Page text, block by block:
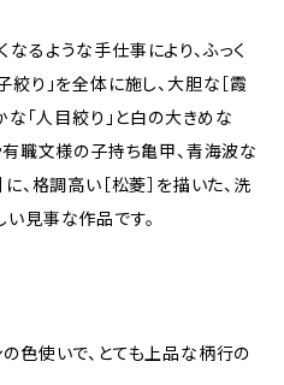
るような手仕事により、ふっく
り」を全体に施し、大胆な［霞
な「人目絞り」と白の大きめな
有職文様の子持ち亀甲、青海波な
、格調高い［松菱］を描いた、洗
見事な作品です。
色使いで、とても上品な柄行の